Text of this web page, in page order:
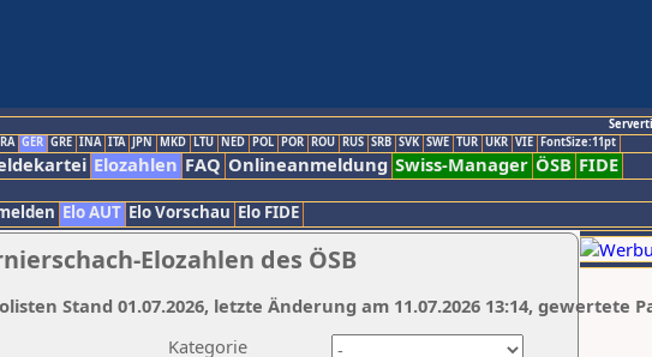
GER GRE INA ITA JPN MKD LTU NED POL POR ROU RUS SRB SVK SWE TUR UKR VIE FontSize:11pt
Elozahlen FAQ Onlineanmeldung Swiss-Manager ÖSB FIDE
Elo AUT Elo Vorschau Elo FIDE
Elozahlen des ÖSB
Kategorie
Stand 01.07.2026, letzte Änderung am 11.07.2026 13:14, gewertete